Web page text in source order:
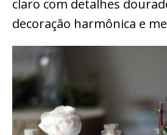
claro com detalhes
decoração harmônica e